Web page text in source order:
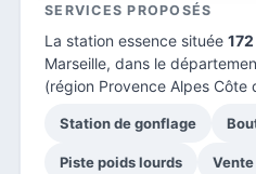
SERVICES PROPOSÉS
La station essence située
Marseille, dans le
(région Provence Alpes Côte
Station de gonflage
Piste poids lourds